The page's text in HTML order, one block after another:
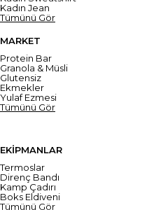
Kadın Jean
Tümünü Gör
MARKET
Protein Bar
Granola & Müsli
Glutensiz
Ekmekler
Yulaf Ezmesi
Tümünü Gör
EKİPMANLAR
Termoslar
Direnç Bandı
Kamp Çadırı
Boks Eldiveni
Tümünü Gör